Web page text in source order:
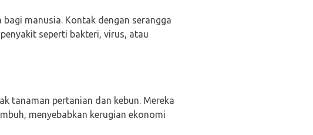
manusia. Kontak dengan serangga
seperti bakteri, virus, atau
tanaman pertanian dan kebun. Mereka
menyebabkan kerugian ekonomi